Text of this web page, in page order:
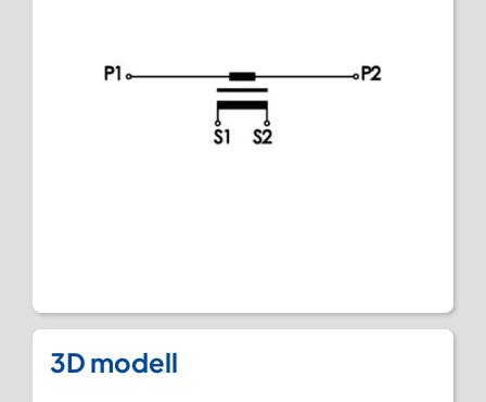
3D modell